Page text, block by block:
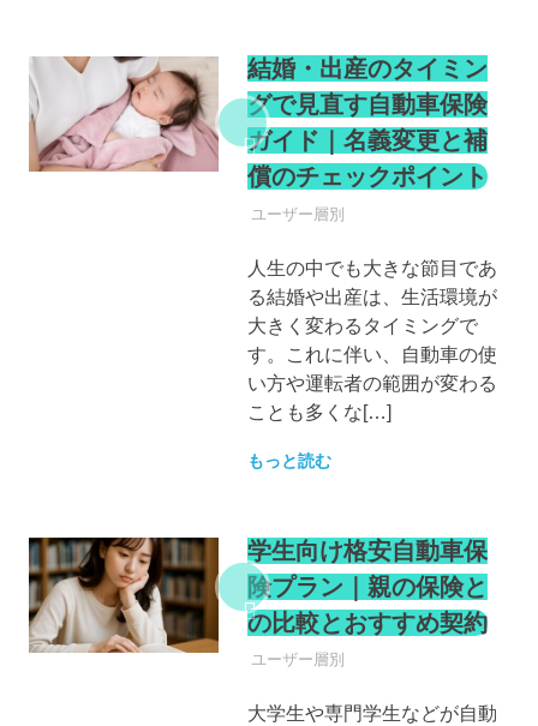
結婚・出産のタイミン
グで見直す自動車保険
ガイド｜名義変更と補
償のチェックポイント
自動車保険
ユーザー層別
人生の中でも大きな節目であ
る結婚や出産は、生活環境が
大きく変わるタイミングで
す。これに伴い、自動車の使
い方や運転者の範囲が変わる
ことも多くな[…]
もっと読む
学生向け格安自動車保
険プラン｜親の保険と
の比較とおすすめ契約
自動車保険
ユーザー層別
大学生や専門学生などが自動